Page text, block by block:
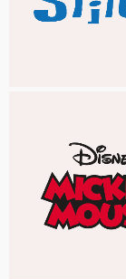
LILO &